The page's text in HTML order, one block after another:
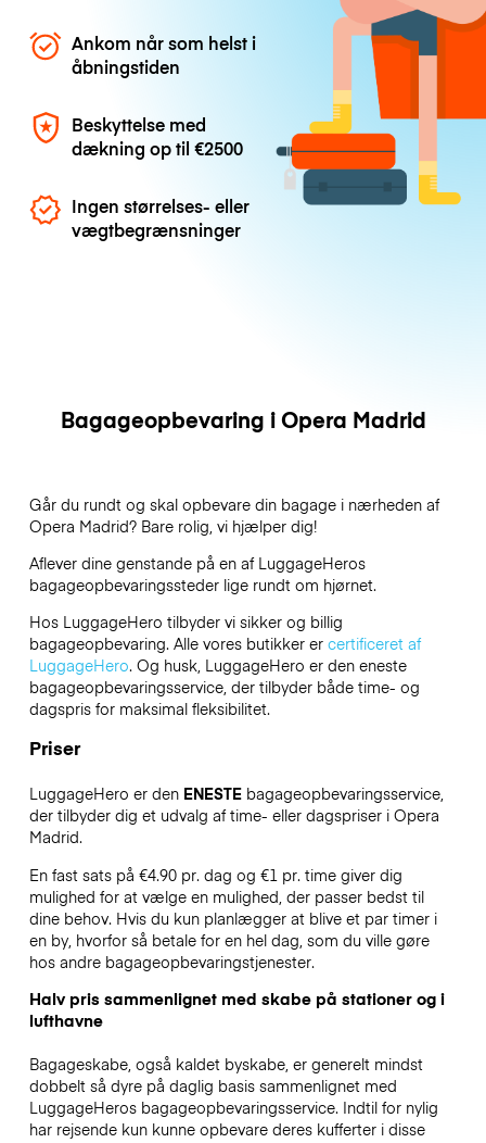
Ankom når som helst i
åbningstiden
Beskyttelse med
dækning op til€2500
Ingen størrelses- eller
vægtbegrænsninger
Bagageopbevaring i Opera Madrid
Går du rundt og skal opbevare din bagage i nærheden af
Opera Madrid? Bare rolig, vi hjælper dig!
Aflever dine genstande på en af LuggageHeros
bagageopbevaringssteder lige rundt om hjørnet.
Hos LuggageHero tilbyder vi sikker og billig
bagageopbevaring. Alle vores butikker er certificeret af
LuggageHero. Og husk, LuggageHero er den eneste
bagageopbevaringsservice, der tilbyder både time- og
dagspris for maksimal fleksibilitet.
Priser
LuggageHero er den ENESTEbagageopbevaringsservice,
der tilbyder dig et udvalg af time- eller dagspriser i Opera
Madrid.
En fast sats på €4.90 pr. dag og €1 pr. time giver dig
mulighed for at vælge en mulighed, der passer bedst til
dine behov. Hvis du kun planlægger at blive et par timer i
en by, hvorfor så betale for en hel dag, som du ville gøre
hos andre bagageopbevaringstjenester.
Halv pris sammenlignet med skabe på stationer og i
lufthavne
Bagageskabe, også kaldet byskabe, er generelt mindst
dobbelt så dyre på daglig basis sammenlignet med
LuggageHeros bagageopbevaringsservice. Indtil for nylig
har rejsende kun kunne opbevare deres kufferter i disse